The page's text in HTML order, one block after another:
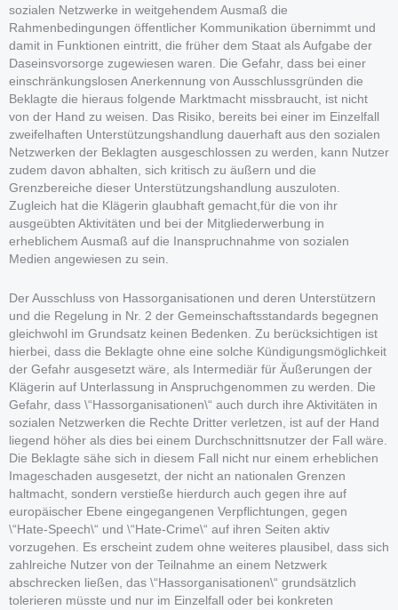
sozialen Netzwerke in weitgehendem Ausmaß die
Rahmenbedingungen öffentlicher Kommunikation übernimmt und
damit in Funktionen eintritt, die früher dem Staat als Aufgabe der
Daseinsvorsorge zugewiesen waren. Die Gefahr, dass bei einer
einschränkungslosen Anerkennung von Ausschlussgründen die
Beklagte die hieraus folgende Marktmacht missbraucht, ist nicht
von der Hand zu weisen. Das Risiko, bereits bei einer im Einzelfall
zweifelhaften Unterstützungshandlung dauerhaft aus den sozialen
Netzwerken der Beklagten ausgeschlossen zu werden, kann Nutzer
zudem davon abhalten, sich kritisch zu äußern und die
Grenzbereiche dieser Unterstützungshandlung auszuloten.
Zugleich hat die Klägerin glaubhaft gemacht,für die von ihr
ausgeübten Aktivitäten und bei der Mitgliederwerbung in
erheblichem Ausmaß auf die Inanspruchnahme von sozialen
Medien angewiesen zu sein.
Der Ausschluss von Hassorganisationen und deren Unterstützern
und die Regelung in Nr. 2 der Gemeinschaftsstandards begegnen
gleichwohl im Grundsatz keinen Bedenken. Zu berücksichtigen ist
hierbei, dass die Beklagte ohne eine solche Kündigungsmöglichkeit
der Gefahr ausgesetzt wäre, als Intermediär für Äußerungen der
Klägerin auf Unterlassung in Anspruchgenommen zu werden. Die
Gefahr, dass \“Hassorganisationen\“ auch durch ihre Aktivitäten in
sozialen Netzwerken die Rechte Dritter verletzen, ist auf der Hand
liegend höher als dies bei einem Durchschnittsnutzer der Fall wäre.
Die Beklagte sähe sich in diesem Fall nicht nur einem erheblichen
Imageschaden ausgesetzt, der nicht an nationalen Grenzen
haltmacht, sondern verstieße hierdurch auch gegen ihre auf
europäischer Ebene eingegangenen Verpflichtungen, gegen
\“Hate-Speech\“ und \“Hate-Crime\“ auf ihren Seiten aktiv
vorzugehen. Es erscheint zudem ohne weiteres plausibel, dass sich
zahlreiche Nutzer von der Teilnahme an einem Netzwerk
abschrecken ließen, das \“Hassorganisationen\“ grundsätzlich
tolerieren müsste und nur im Einzelfall oder bei konkreten